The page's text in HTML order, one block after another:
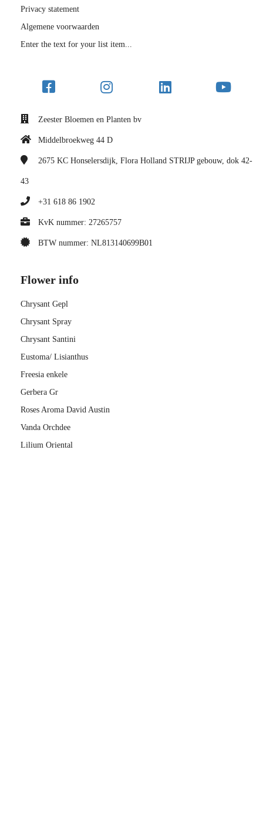
Privacy statement
Algemene voorwaarden
Enter the text for your list item...
Zeester Bloemen en Planten bv
Middelbroekweg 44 D
2675 KC Honselersdijk, Flora Holland STRIJP gebouw, dok 42-
43
+31 618 86 1902
KvK nummer: 27265757
BTW nummer: NL813140699B01
Flower info
Chrysant Gepl
Chrysant Spray
Chrysant Santini
Eustoma/ Lisianthus
Freesia enkele
Gerbera Gr
Roses Aroma David Austin
Vanda Orchdee
Lilium Oriental